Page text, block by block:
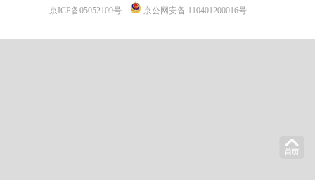
京ICP备05052109号
京公网安备 110401200016号